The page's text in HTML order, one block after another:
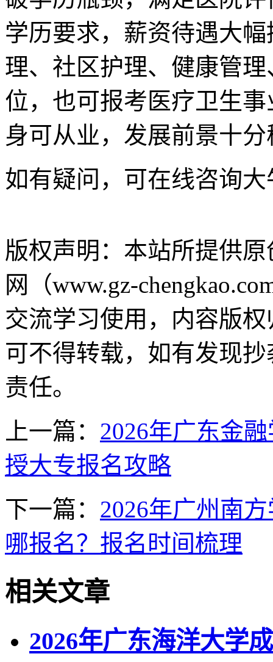
学历要求，薪资待遇大
理、社区护理、健康管
位，也可报考医疗卫生
身可从业，发展前景十
如有疑问，可在线咨询大
版权声明： 本站所提供
网（www.gz-
交流学习使用，内容版
可不得转载，如有发现
责任。
上一篇： 2026年广东金
授大专报名攻略
下一篇： 2026年广州南
哪报名？报名时间梳理
相关文章
2026年广东海洋大学